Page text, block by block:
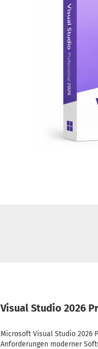
Visual Studio 2026
Microsoft Visual Studio 2026
Anforderungen moderner